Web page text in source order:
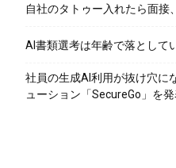
自社のタトゥー入れたら面接
AI書類選考は年齢で落として
社員の生成AI利用が抜け穴に
ューション「SecureGo」を発